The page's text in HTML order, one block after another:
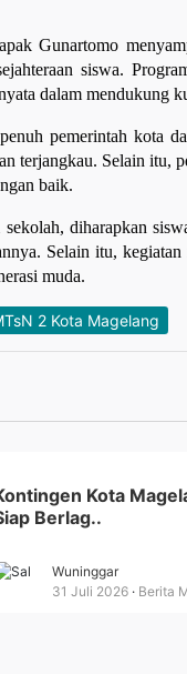
Gunartomo
siswa.
dalam mendukung
pemerintah kota
terjangkau. Selain itu,
baik.
diharapkan
Selain itu,
muda.
2 Kota Magelang
Kota
Berlag..
Wuninggar
31 Juli 2026
Berita